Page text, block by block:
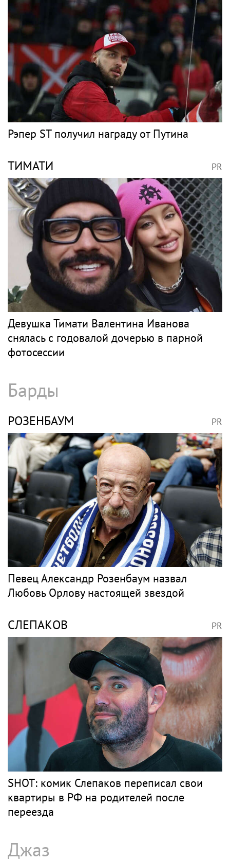
Рэпер ST получил награду от Путина
ТИМАТИ PR
Девушка Тимати Валентина Иванова
снялась с годовалой дочерью в парной
фотосессии
Барды
РОЗЕНБАУМ PR
Певец Александр Розенбаум назвал
Любовь Орлову настоящей звездой
СЛЕПАКОВ PR
SHOT: комик Слепаков переписал свои
квартиры в РФ на родителей после
переезда
Джаз